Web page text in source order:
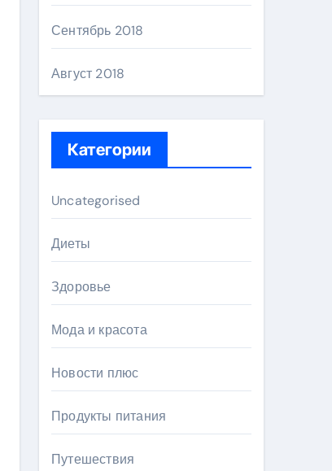
Сентябрь 2018
Август 2018
Категории
Uncategorised
Диеты
Здоровье
Мода и красота
Новости плюс
Продукты питания
Путешествия